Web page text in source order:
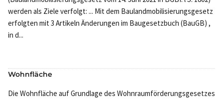
werden als Ziele verfolgt: ... Mit dem Baulandmobilisierungsgesetz
erfolgten mit 3 Artikeln Änderungen im Baugesetzbuch (BauGB) ,
in d...
Wohnfläche
Die Wohnfläche auf Grundlage des Wohnraumförderungsgesetzes